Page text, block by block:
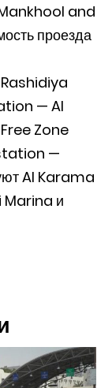
and
проезда
— Al
Zone
—
Al Karama
и